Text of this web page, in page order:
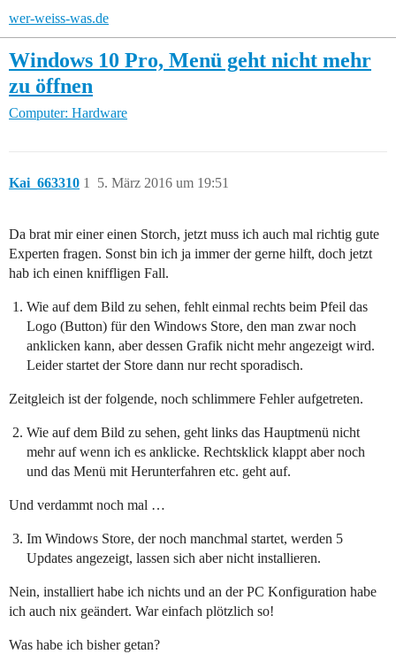
wer-weiss-was.de
Windows 10 Pro, Menü geht nicht mehr
zu öffnen
Computer: Hardware
Kai_663310 5. März 2016 um 19:51
1
Da brat mir einer einen Storch, jetzt muss ich auch mal richtig gute
Experten fragen. Sonst bin ich ja immer der gerne hilft, doch jetzt
hab ich einen kniffligen Fall.
Wie auf dem Bild zu sehen, fehlt einmal rechts beim Pfeil das
Logo (Button) für den Windows Store, den man zwar noch
anklicken kann, aber dessen Grafik nicht mehr angezeigt wird.
Leider startet der Store dann nur recht sporadisch.
Zeitgleich ist der folgende, noch schlimmere Fehler aufgetreten.
Wie auf dem Bild zu sehen, geht links das Hauptmenü nicht
mehr auf wenn ich es anklicke. Rechtsklick klappt aber noch
und das Menü mit Herunterfahren etc. geht auf.
Und verdammt noch mal …
Im Windows Store, der noch manchmal startet, werden 5
Updates angezeigt, lassen sich aber nicht installieren.
Nein, installiert habe ich nichts und an der PC Konfiguration habe
ich auch nix geändert. War einfach plötzlich so!
Was habe ich bisher getan?